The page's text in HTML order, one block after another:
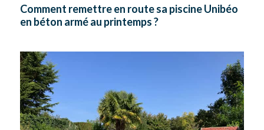
Comment remettre en route sa piscine Unibéo
en béton armé au printemps ?